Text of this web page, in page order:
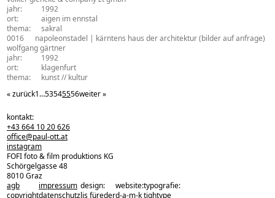
jahr:
1992
ort:
aigen im ennstal
thema:
sakral
0016
napoleonstadel | kärntens haus der architektur(bilder auf anfrage)
architekturbüro:
wolfgang gärtner
jahr:
1992
ort:
klagenfurt
thema:
kunst // kultur
« zurück1…53545556weiter »
kontakt:
+43 664 10 20 626
office@paul-ott.at
instagram
FOFI foto & film produktions KG
Schörgelgasse 48
8010 Graz
agb
copyright
impressum
datenschutz
design:
lis füreder
website:
d-a-m-k
typografie:
tightype